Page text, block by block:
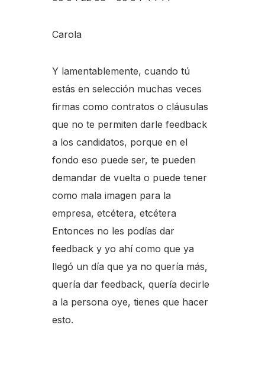
Carola
Y lamentablemente, cuando tú
estás en selección muchas veces
firmas como contratos o cláusulas
que no te permiten darle feedback
a los candidatos, porque en el
fondo eso puede ser, te pueden
demandar de vuelta o puede tener
como mala imagen para la
empresa, etcétera, etcétera
Entonces no les podías dar
feedback y yo ahí como que ya
llegó un día que ya no quería más,
quería dar feedback, quería decirle
a la persona oye, tienes que hacer
esto.